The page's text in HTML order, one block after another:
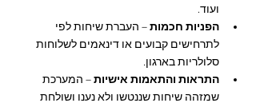
ועוד.
הפניות חכמות – העברת שיחות לפי
לתרחישים קבועים או דינאמים לשלוחות
סלולריות בארגון.
התראות והתאמות אישיות – המערכת
שמזהה שיחות שננטשו ולא נענו ושולחת